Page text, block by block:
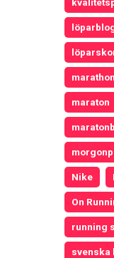
marathon
maraton
Nike
On
running
svenska